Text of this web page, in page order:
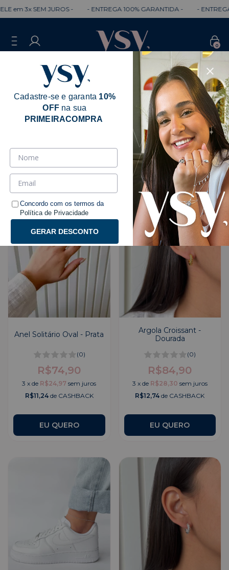
em 3x SEM JUROS - - ENTREGA 100% GARANTIDA - -
0
Erro - 404
Desculpe, mas a página que você está
procurando não existe.
Talvez você se interesse pelos seguintes produtos.
Anel Solitário Oval - Prata
(0)
R$74,90
3 xde R$24,97 sem juros
R$11,24de CASHBACK
EU QUERO
Argola Croissant -
Dourada
(0)
R$84,90
3 x de R$28,30 sem juros
R$12,74 de CASHBACK
Cadastre-se e garanta 10%
OFF na sua
PRIMEIRACOMPRA
Concordo com os termos da
Política de Privacidade
GERAR DESCONTO